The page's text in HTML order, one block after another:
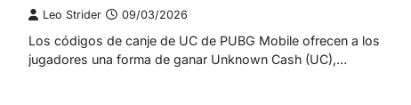
Leo Strider 09/03/2026
Los códigos de canje de UC de PUBG Mobile ofrecen a los
jugadores una forma de ganar Unknown Cash (UC),…